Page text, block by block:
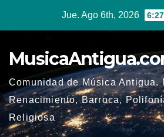
Jue. Ago 6th, 2026
Comunidad de Música Antigua.
Renacimiento, Barroca,
Religiosa